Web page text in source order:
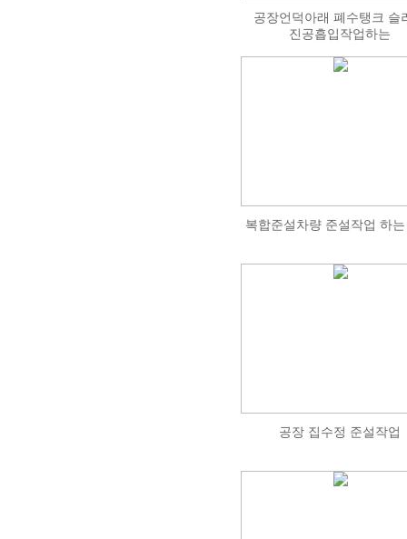
공장언덕아래 폐수탱크 슬
진공흡입작업하는
복합준설차량 준설작업 하
공장 집수정 준설작업